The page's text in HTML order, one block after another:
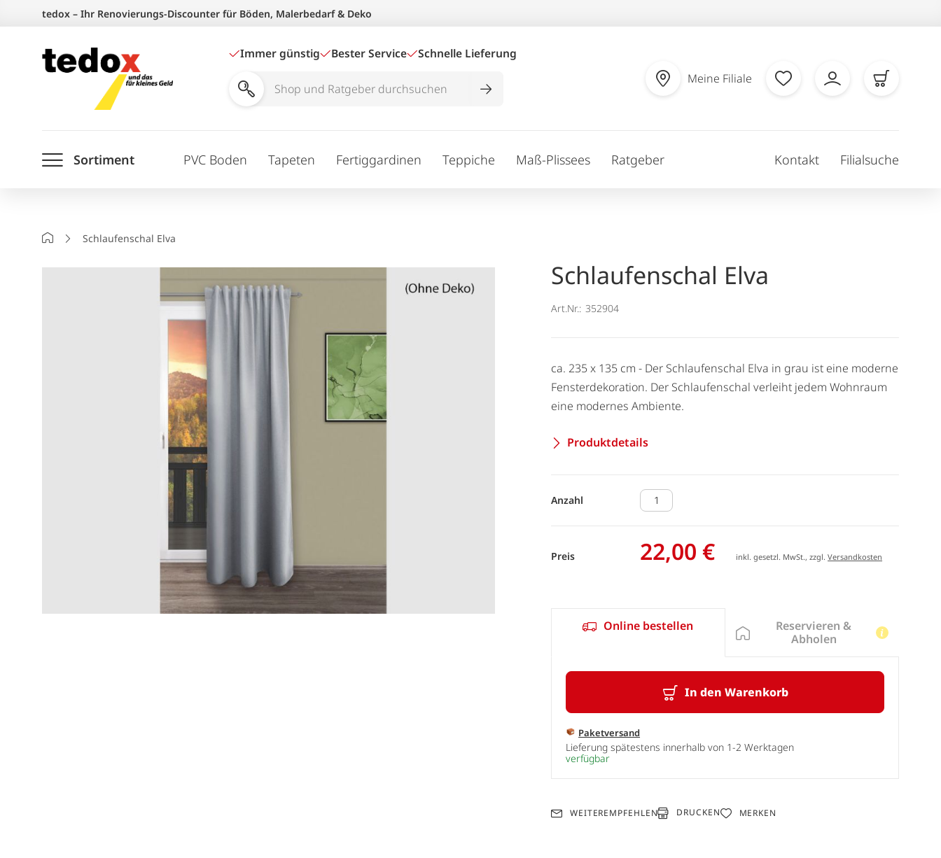
springen
tedox – Ihr Renovierungs-Discounter für Böden, Malerbedarf & Deko
Immer günstig Bester Service Schnelle Lieferung
Shop
durchsuchen
Meine Filiale
Sortiment PVC Boden Tapeten Fertiggardinen Teppiche Maß-Plissees Ratgeber Kontakt Filialsuche
StartseiteSchlaufenschal Elva
Schlaufenschal Elva
Art.Nr.: 352904
ca. 235 x 135 cm - Der Schlaufenschal Elva in grau ist eine moderne
Fensterdekoration. Der Schlaufenschal verleiht jedem Wohnraum
eine modernes Ambiente.
Produktdetails
Anzahl
Preis 22,00 € inkl. gesetzl. MwSt., zzgl.Versandkosten
Online bestellen
In den Warenkorb
Paketversand
Lieferung spätestens innerhalb von 1-2 Werktagen
verfügbar
Reservieren &
Abholen
WEITEREMPFEHLEN DRUCKEN MERKEN